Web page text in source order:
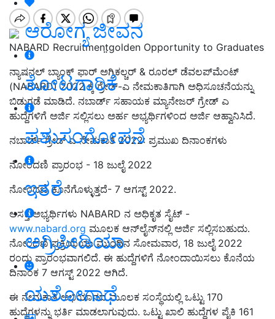
ಆರೋಗ್ಯ ಜೀವನ
ತೋಟಗಾರಿಕೆ
ಪಶುಸಂಗೋಪನೆ
ಇತರೆ
ಅಗ್ರಿಪೀಡಿಯಾ
ಯಶೋಗಾಥೆ
NABARD Recruitment̤̤golden Opportunity to Graduates
ನ್ಯಾಷನಲ್ ಬ್ಯಾಂಕ್ ಫಾರ್ ಅಗ್ರಿಕಲ್ಚರ್ & ರೂರಲ್ ಡೆವಲಪ್‌ಮೆಂಟ್
(NABARD) 2022 ಕ್ಕೆ ಗ್ರೇಡ್-ಎ ನೇಮಕಾತಿಗಾಗಿ ಅಧಿಸೂಚನೆಯನ್ನು
ಬಿಡುಗಡೆ ಮಾಡಿದೆ. ನಬಾರ್ಡ್ ಸಹಾಯಕ ಮ್ಯಾನೇಜರ್ ಗ್ರೇಡ್ ಎ
ಹುದ್ದೆಗಳಿಗೆ ಅರ್ಜಿ ಸಲ್ಲಿಸಲು ಅರ್ಹ ಅಭ್ಯರ್ಥಿಗಳಿಂದ ಅರ್ಜಿ ಆಹ್ವಾನಿಸಿದೆ.
ನಬಾರ್ಡ್ ಗ್ರೇಡ್ ಎ ನೇಮಕಾತಿ 2022: ಪ್ರಮುಖ ದಿನಾಂಕಗಳು
ನೋಂದಣಿ ಪ್ರಾರಂಭ - 18 ಜುಲೈ 2022
ನೋಂದಣಿ ಕೊನೆಗೊಳ್ಳುತ್ತದೆ- 7 ಆಗಸ್ಟ್ 2022.
ಆಸಕ್ತ ಅಭ್ಯರ್ಥಿಗಳು NABARD ನ ಅಧಿಕೃತ ಸೈಟ್ -
www.nabard.org ಮೂಲಕ ಆನ್‌ಲೈನ್‌ನಲ್ಲಿ ಅರ್ಜಿ ಸಲ್ಲಿಸಬಹುದು.
ನೋಂದಣಿ ಪ್ರಕ್ರಿಯೆಯು ಮುಂದಿನ ಸೋಮವಾರ, 18 ಜುಲೈ 2022
ರಂದು ಪ್ರಾರಂಭವಾಗಲಿದೆ. ಈ ಹುದ್ದೆಗಳಿಗೆ ನೋಂದಾಯಿಸಲು ಕೊನೆಯ
ದಿನಾಂಕ 7 ಆಗಸ್ಟ್ 2022 ಆಗಿದೆ.
ಈ ನೇಮಕಾತಿ ಅಭಿಯಾನದ ಮೂಲಕ ಸಂಸ್ಥೆಯಲ್ಲಿ ಒಟ್ಟು 170
ಹುದ್ದೆಗಳನ್ನು ಭರ್ತಿ ಮಾಡಲಾಗುವುದು. ಒಟ್ಟು ಖಾಲಿ ಹುದ್ದೆಗಳ ಪೈಕಿ 161